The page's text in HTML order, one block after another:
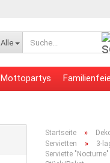
Alle
Mottopartys
Startseite »
Servietten » 3-
Serviette